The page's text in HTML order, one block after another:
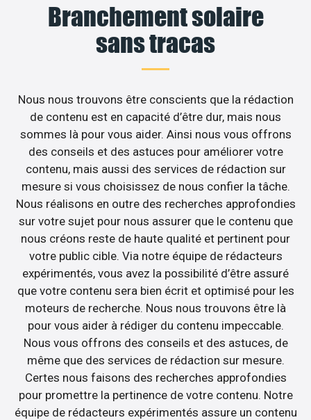
Branchement solaire
sans tracas
Nous nous trouvons être conscients que la rédaction
de contenu est en capacité d’être dur, mais nous
sommes là pour vous aider. Ainsi nous vous offrons
des conseils et des astuces pour améliorer votre
contenu, mais aussi des services de rédaction sur
mesure si vous choisissez de nous confier la tâche.
Nous réalisons en outre des recherches approfondies
sur votre sujet pour nous assurer que le contenu que
nous créons reste de haute qualité et pertinent pour
votre public cible. Via notre équipe de rédacteurs
expérimentés, vous avez la possibilité d’être assuré
que votre contenu sera bien écrit et optimisé pour les
moteurs de recherche. Nous nous trouvons être là
pour vous aider à rédiger du contenu impeccable.
Nous vous offrons des conseils et des astuces, de
même que des services de rédaction sur mesure.
Certes nous faisons des recherches approfondies
pour promettre la pertinence de votre contenu. Notre
équipe de rédacteurs expérimentés assure un contenu